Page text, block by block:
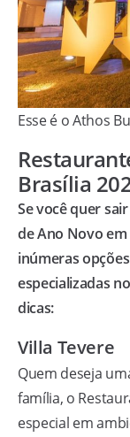
Esse é o Athos
Brasília
Se você quer
de Ano Novo
inúmeras
especializadas
dicas:
Villa Tevere
Quem deseja
família, o
especial em